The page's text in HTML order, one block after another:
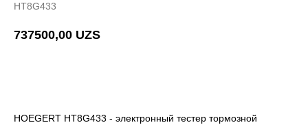
HT8G433
737500,00 UZS
HOEGERT HT8G433 - электронный тестер тормозной